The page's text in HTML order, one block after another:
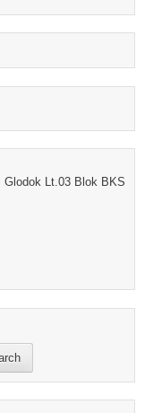
Glodok Lt.03 Blok BKS